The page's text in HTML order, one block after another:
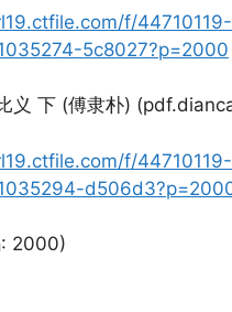
f/44710119-
5c8027?p=2000
义 下 (傅隶朴)
f/44710119-
2000)